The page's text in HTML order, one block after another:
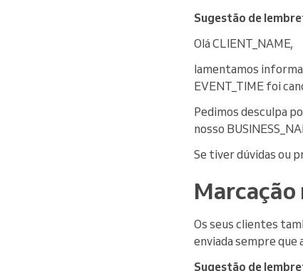
Sugestão de
Olá CLIENT_NAME,
lamentamos
EVENT_TIME foi
Pedimos desculpa
nosso
Se tiver dúvidas ou
Os seus clientes
enviada sempre que
Sugestão de